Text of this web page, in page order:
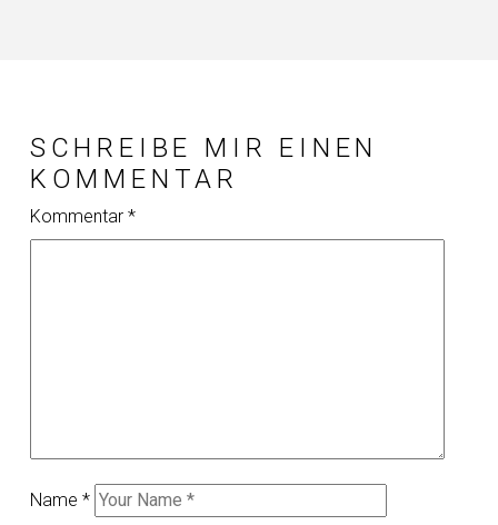
SCHREIBE MIR EINEN
KOMMENTAR
Kommentar *
Name *